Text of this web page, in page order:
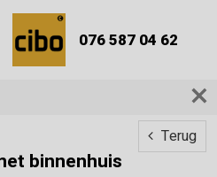
076 587 04 62
Terug
binnenhuis